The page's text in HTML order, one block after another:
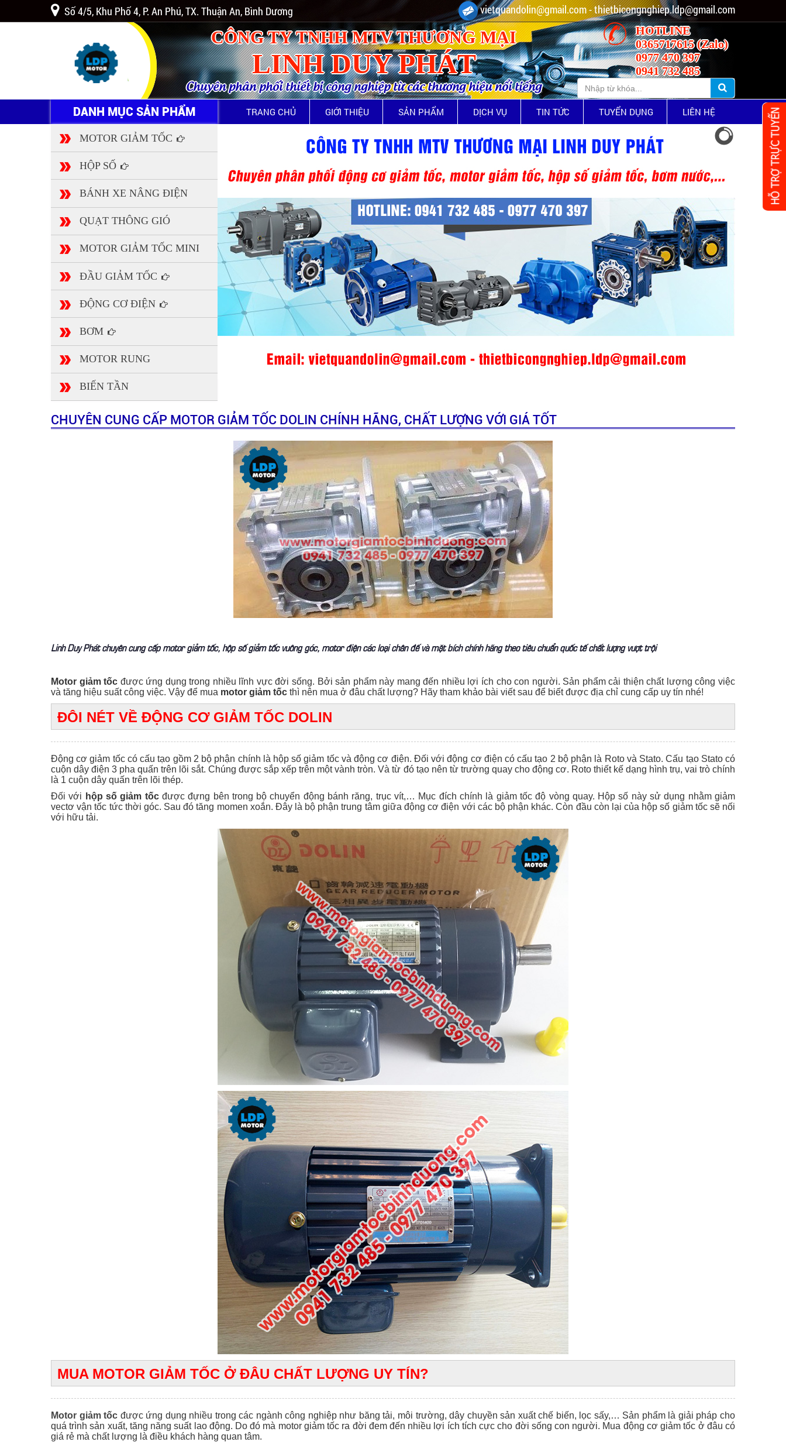
Số 4/5, Khu Phố 4, P. An Phú, TX. Thuận An, Bình Dương vietquandolin@gmail.com - thietbicongnghiep.ldp@gmail.com
CÔNG TY TNHH MTV THƯƠNG MẠI
LINH DUY PHÁT
Chuyên phân phối thiết bị công nghiệp từ các thương hiệu nổi tiếng
HOTLINE
0365717615 (Zalo)
0977 470 397
0941 732 485
DANH MỤC SẢN PHẨM TRANG CHỦ GIỚI THIỆU SẢN PHẨM DỊCH VỤ TIN TỨC TUYỂN DỤNG LIÊN HỆ
MOTOR GIẢM TỐC
HỘP SỐ
BÁNH XE NÂNG ĐIỆN
QUẠT THÔNG GIÓ
MOTOR GIẢM TỐC MINI
ĐẦU GIẢM TỐC
ĐỘNG CƠ ĐIỆN
BƠM
MOTOR RUNG
BIẾN TẦN
CHUYÊN CUNG CẤP MOTOR GIẢM TỐC DOLIN CHÍNH HÃNG, CHẤT LƯỢNG VỚI GIÁ TỐT
Linh Duy Phát chuyên cung cấp motor giảm tốc, hộp số giảm tốc vuông góc, motor điện các loại chân đế và mặt bích chính hãng theo tiêu chuẩn quốc tế chất lượng vượt trội
Motor giảm tốc được ứng dụng trong nhiều lĩnh vực đời sống. Bởi sản phẩm này mang đến nhiều lợi ích cho con người. Sản phẩm cải thiện chất lượng công việc
và tăng hiệu suất công việc. Vậy để mua motor giảm tốc thì nên mua ở đâu chất lượng? Hãy tham khảo bài viết sau để biết được địa chỉ cung cấp uy tín nhé!
ĐÔI NÉT VỀ ĐỘNG CƠ GIẢM TỐC DOLIN
Động cơ giảm tốc có cấu tạo gồm 2 bộ phận chính là hộp số giảm tốc và động cơ điện. Đối với động cơ điện có cấu tạo 2 bộ phận là Roto và Stato. Cấu tạo Stato có
cuộn dây điện 3 pha quấn trên lõi sắt. Chúng được sắp xếp trên một vành tròn. Và từ đó tạo nên từ trường quay cho động cơ. Roto thiết kế dạng hình trụ, vai trò chính
là 1 cuộn dây quấn trên lõi thép.
Đối với hộp số giảm tốcđược đựng bên trong bộ chuyển động bánh răng, trục vít,… Mục đích chính là giảm tốc độ vòng quay. Hộp số này sử dụng nhằm giảm
vectơ vận tốc tức thời góc. Sau đó tăng momen xoắn. Đây là bộ phận trung tâm giữa động cơ điện với các bộ phận khác. Còn đầu còn lại của hộp số giảm tốc sẽ nối
với hữu tải.
MUA MOTOR GIẢM TỐC Ở ĐÂU CHẤT LƯỢNG UY TÍN?
Motor giảm tốc được ứng dụng nhiều trong các ngành công nghiệp như băng tải, môi trường, dây chuyền sản xuất chế biến, lọc sấy,… Sản phẩm là giải pháp cho
quá trình sản xuất, tăng năng suất lao động. Do đó mà motor giảm tốc ra đời đem đến nhiều lợi ích tích cực cho đời sống con người. Mua động cơ giảm tốc ở đâu có
giá rẻ mà chất lượng là điều khách hàng quan tâm.